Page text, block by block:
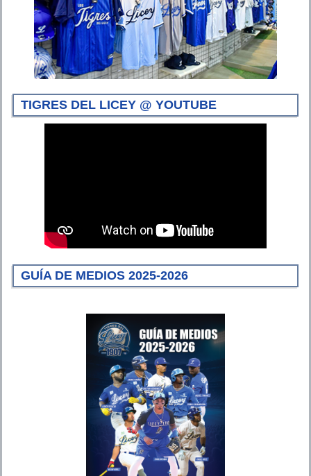
TIGRES DEL LICEY @ YOUTUBE
GUÍA DE MEDIOS 2025-2026